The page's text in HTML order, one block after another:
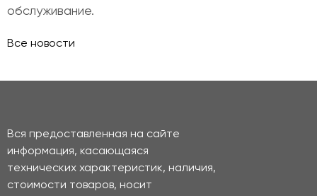
обслуживание.
Все новости
Вся предоставленная на сайте
информация, касающаяся
технических характеристик, наличия,
стоимости товаров, носит